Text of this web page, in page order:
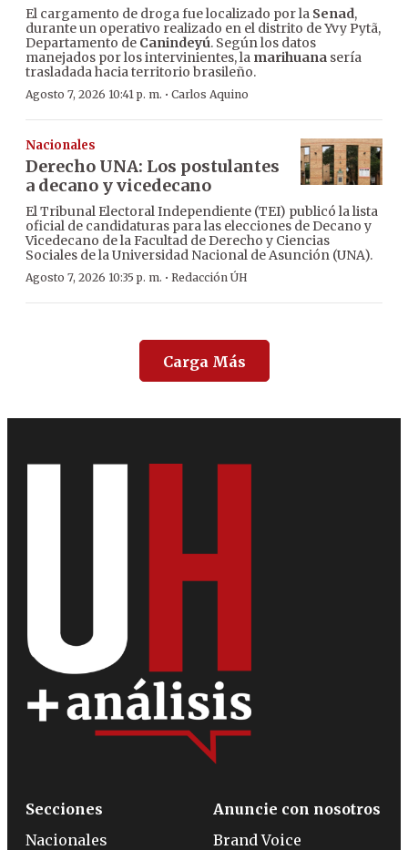
El cargamento de droga fue localizado por la Senad,
durante un operativo realizado en el distrito de Yvy Pytã,
Departamento de Canindeyú. Según los datos
manejados por los intervinientes, la marihuana sería
trasladada hacia territorio brasileño.
Agosto 7, 2026 10:41 p. m. · Carlos Aquino
Nacionales
Derecho UNA: Los postulantes
a decano y vicedecano
El Tribunal Electoral Independiente (TEI) publicó la lista
oficial de candidaturas para las elecciones de Decano y
Vicedecano de la Facultad de Derecho y Ciencias
Sociales de la Universidad Nacional de Asunción (UNA).
Agosto 7, 2026 10:35 p. m. · Redacción ÚH
Carga Más
Secciones
Nacionales
Anuncie con nosotros
Brand Voice